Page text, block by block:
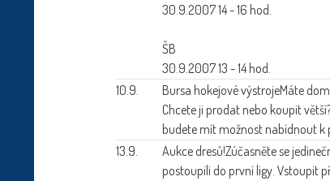
30.9.2007 14 - 16 hod.
ŠB
30.9.2007 13 - 14 hod.
10.9.
Bursa hokejové výstrojeMáte
Chcete ji prodat nebo koupit
budete mít možnost nabídnout k
13.9.
Aukce dresů!Zúčasněte se
postoupili do první ligy. Vstoupit